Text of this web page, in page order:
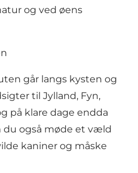
og ved øens
går langs kysten og
til Jylland, Fyn,
på klare dage endda
du også møde et væld
kaniner og måske